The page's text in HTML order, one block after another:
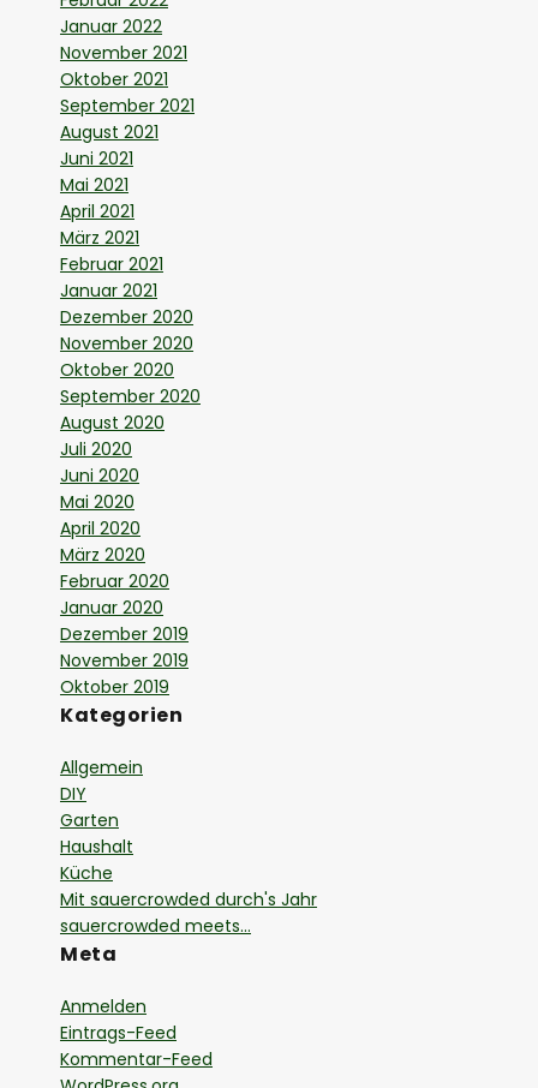
Januar 2022
November 2021
Oktober 2021
September 2021
August 2021
Juni 2021
Mai 2021
April 2021
März 2021
Februar 2021
Januar 2021
Dezember 2020
November 2020
Oktober 2020
September 2020
August 2020
Juli 2020
Juni 2020
Mai 2020
April 2020
März 2020
Februar 2020
Januar 2020
Dezember 2019
November 2019
Oktober 2019
Kategorien
Allgemein
DIY
Garten
Haushalt
Küche
Mit sauercrowded durch's Jahr
sauercrowded meets…
Meta
Anmelden
Eintrags-Feed
Kommentar-Feed